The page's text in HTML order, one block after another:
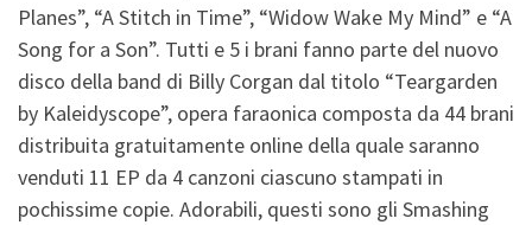
Planes”, “A Stitch in Time”, “Widow Wake My Mind” e “A
Song for a Son”. Tutti e 5 i brani fanno parte del nuovo
disco della band di Billy Corgan dal titolo “Teargarden
by Kaleidyscope”, opera faraonica composta da 44 brani
distribuita gratuitamente online della quale saranno
venduti 11 EP da 4 canzoni ciascuno stampati in
pochissime copie. Adorabili, questi sono gli Smashing